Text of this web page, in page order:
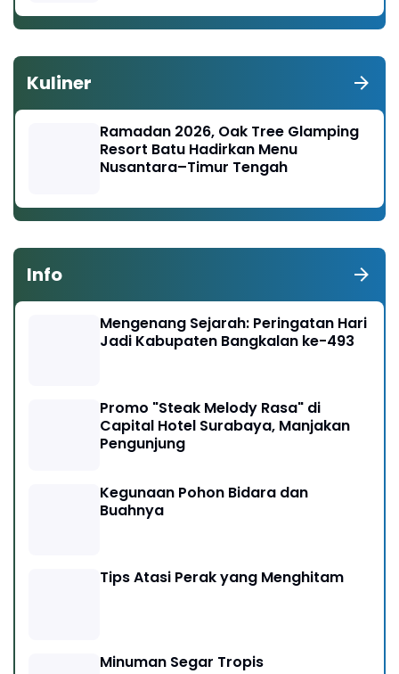
Kuliner
Ramadan 2026, Oak Tree Glamping
Resort Batu Hadirkan Menu
Nusantara–Timur Tengah
Info
Mengenang Sejarah: Peringatan Hari
Jadi Kabupaten Bangkalan ke-493
Promo "Steak Melody Rasa" di
Capital Hotel Surabaya, Manjakan
Pengunjung
Kegunaan Pohon Bidara dan
Buahnya
Tips Atasi Perak yang Menghitam
Minuman Segar Tropis